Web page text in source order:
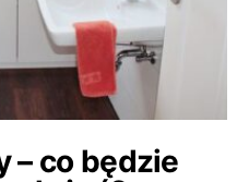
– co będzie